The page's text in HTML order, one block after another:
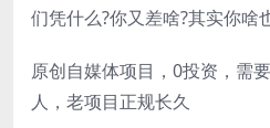
们凭什么?你又差啥?其实你啥
原创自媒体项目，0投资，需
人，老项目正规长久